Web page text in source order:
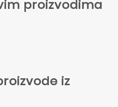
proizvodima
iz